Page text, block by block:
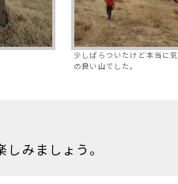
少しぱらついたけど本当に
の良い山でした。
みましょう。